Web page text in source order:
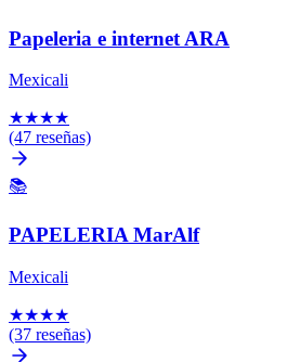
Papeleria e internet ARA
Mexicali
★★★★
(47 reseñas)
📚
PAPELERIA MarAlf
Mexicali
★★★★
(37 reseñas)